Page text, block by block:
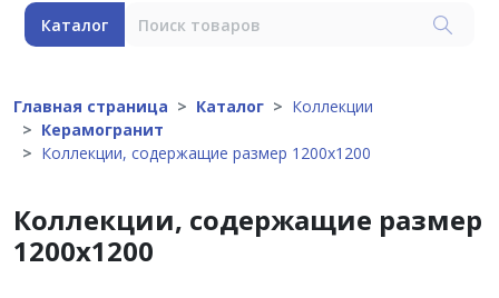
Каталог
Главная страница Каталог
Коллекции
Керамогранит
Коллекции, содержащие размер 1200х1200
Коллекции, содержащие размер
1200х1200